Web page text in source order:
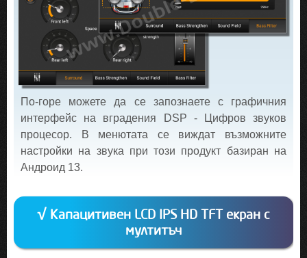
По-горе можете да се запознаете с графичния
интерфейс на вградения DSP - Цифров звуков
процесор. В менютата се виждат възможните
настройки на звука при този продукт базиран на
Андроид 13.
√ Капацитивен LCD IPS HD TFT екран с
мултитъч